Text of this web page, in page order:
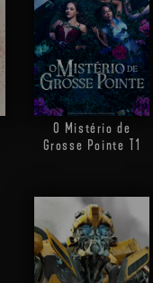
O Mistério de
Grosse Pointe T1